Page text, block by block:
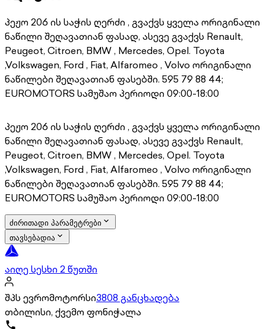
პეჟო 206 ის საჭის ღერძი , გვაქვს ყველა ორიგინალი
ნაწილი შეღავათიან ფასად, ასევე გვაქვს Renault,
Peugeot, Citroen, BMW , Mercedes, Opel. Toyota
,Volkswagen, Ford , Fiat, Alfaromeo , Volvo ორიგინალი
ნაწილები შეღავათიან ფასებში. 595 79 88 44;
EUROMOTORS სამუშაო პერიოდი 09:00-18:00
პეჟო 206 ის საჭის ღერძი , გვაქვს ყველა ორიგინალი
ნაწილი შეღავათიან ფასად, ასევე გვაქვს Renault,
Peugeot, Citroen, BMW , Mercedes, Opel. Toyota
,Volkswagen, Ford , Fiat, Alfaromeo , Volvo ორიგინალი
ნაწილები შეღავათიან ფასებში. 595 79 88 44;
EUROMOTORS სამუშაო პერიოდი 09:00-18:00
ძირითადი პარამეტრები
თავსებადია
აიღე სესხი 2 წუთში
შპს ევრომოტორსი3808 განცხადება
თბილისი, ქვემო ფონიჭალა